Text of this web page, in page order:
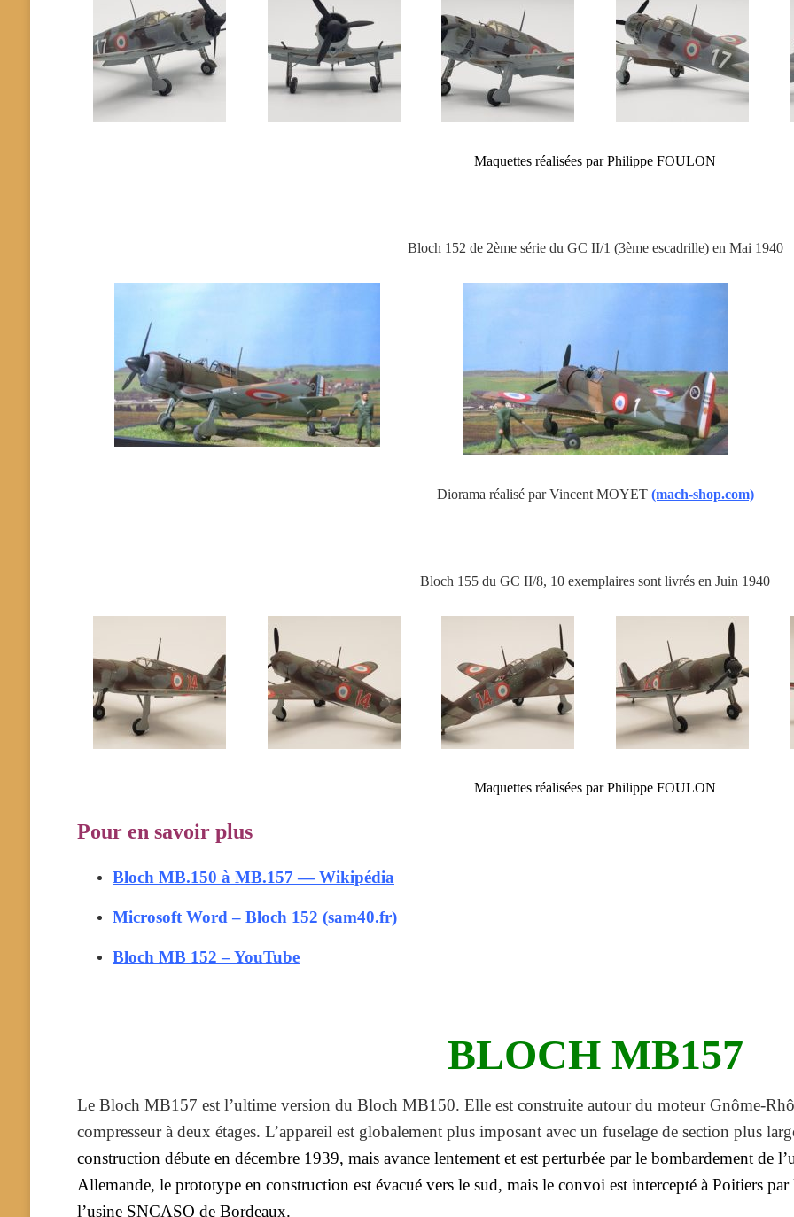
Maquettes réalisées par Philippe FOULON
Bloch 152 de 2ème série du GC II/1 (3ème escadrille) en Mai 1940
Diorama réalisé par Vincent MOYET (mach-shop.com)
Bloch 155 du GC II/8, 10 exemplaires sont livrés en Juin 1940
Maquettes réalisées par Philippe FOULON
Pour en savoir plus
Bloch MB.150 à MB.157 — Wikipédia
Microsoft Word – Bloch 152 (sam40.fr)
Bloch MB 152 – YouTube
BLOCH MB157
Le Bloch MB157 est l’ultime version du Bloch MB150. Elle est construite autour du moteur Gnôme-
compresseur à deux étages. L’appareil est globalement plus imposant avec un fuselage de section plus
construction débute en décembre 1939, mais avance lentement et est perturbée par le bombardement de
Allemande, le prototype en construction est évacué vers le sud, mais le convoi est intercepté à Poitiers
l’usine SNCASO de Bordeaux.